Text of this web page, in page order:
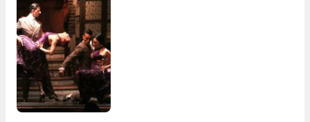
A la hora de hacer la reserva, os damos la opción de
complementar esta experiencia con una deliciosa
base de platos típicos argentinos
Aljibe Tango cuenta con un
incluye unentrante(empanadas criollas, sopas o
ensaladas),plato principal
pasta) y unpostre (flan o helado). Además, podremos
acompañar la cena con un